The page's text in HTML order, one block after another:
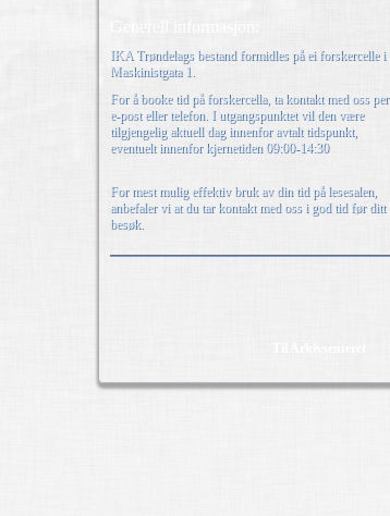
IKA Trøndelags bestand formidles på ei forskercelle i
Maskinistgata 1.
For å booke tid på forskercella, ta kontakt med oss per
e-post eller telefon. I utgangspunktet vil den være
tilgjengelig aktuell dag innenfor avtalt tidspunkt,
eventuelt innenfor kjernetiden 09:00-14:30
For mest mulig effektiv bruk av din tid på lesesalen,
anbefaler vi at du tar kontakt med oss i god tid før ditt
besøk.